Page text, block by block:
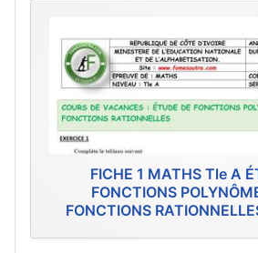
FICHE 1 MATHS Tle A
FONCTIONS
FONCTIONS